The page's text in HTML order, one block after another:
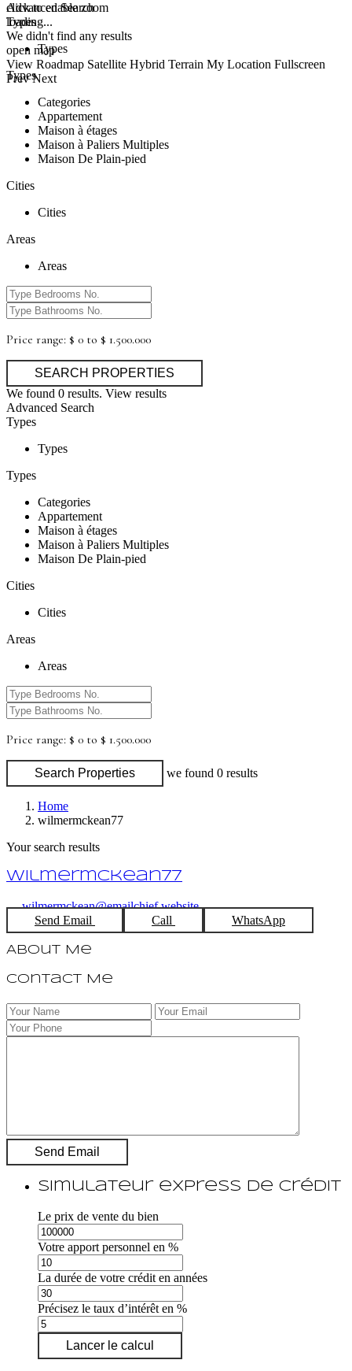
click to enable zoom
loading...
We didn't find any results
open map
View Roadmap Satellite Hybrid Terrain My Location Fullscreen
Prev Next
Advanced Search
Types
Types
Types
Categories
Appartement
Maison à étages
Maison à Paliers Multiples
Maison De Plain-pied
Cities
Cities
Areas
Areas
Price range: $ 0 to $ 1.500.000
We found 0 results. View results
Advanced Search
Types
Types
Types
Categories
Appartement
Maison à étages
Maison à Paliers Multiples
Maison De Plain-pied
Cities
Cities
Areas
Areas
Price range: $ 0 to $ 1.500.000
Search Properties we found 0 results
Home
wilmermckean77
Your search results
wilmermckean77
wilmermckean@emailchief.website
Send Email
Call WhatsApp
About Me
Contact Me
Simulateur express de crédit
Le prix de vente du bien
Votre apport personnel en %
La durée de votre crédit en années
Précisez le taux d’intérêt en %
Lancer le calcul